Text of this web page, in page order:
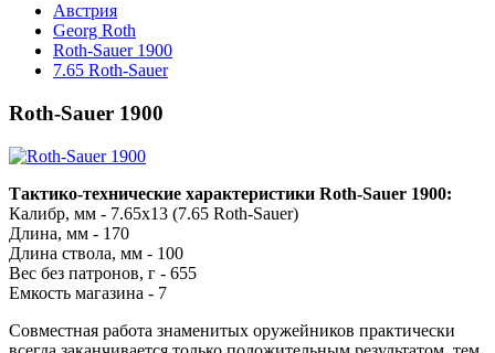
Австрия
Georg Roth
Roth-Sauer 1900
7.65 Roth-Sauer
Roth-Sauer 1900
Тактико-технические характеристики Roth-Sauer 1900:
Калибр, мм - 7.65x13 (7.65 Roth-Sauer)
Длина, мм - 170
Длина ствола, мм - 100
Вес без патронов, г - 655
Емкость магазина - 7
Совместная работа знаменитых оружейников практически